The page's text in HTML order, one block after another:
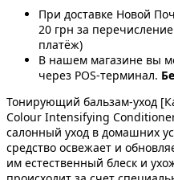
При доставке Новой
20 грн за
платёж)
В нашем магазине вы
через POS-терминал.
Тонирующий бальзам-уход
Colour Intensifying
салонный уход в домашних
средство освежает и
им естественный блеск и